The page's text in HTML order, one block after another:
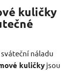
kuličky
náladu
kuličky jsou